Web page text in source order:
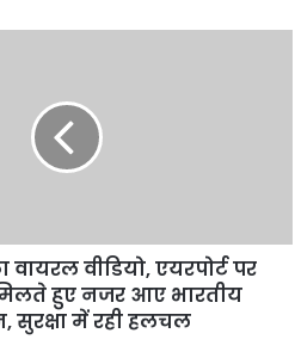
वीडियो, एयरपोर्ट पर
हुए नजर आए भारतीय
सुरक्षा में रही हलचल